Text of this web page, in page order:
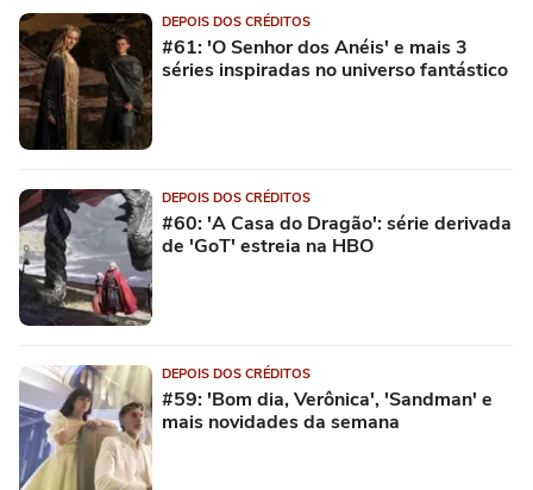
DEPOIS DOS CRÉDITOS
#61: 'O Senhor dos Anéis' e mais 3
séries inspiradas no universo fantástico
DEPOIS DOS CRÉDITOS
#60: 'A Casa do Dragão': série derivada
de 'GoT' estreia na HBO
DEPOIS DOS CRÉDITOS
#59: 'Bom dia, Verônica', 'Sandman' e
mais novidades da semana